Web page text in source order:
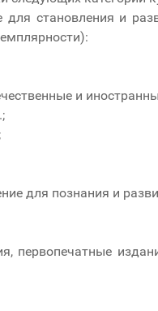
становления и
и
для познания и
первопечатные